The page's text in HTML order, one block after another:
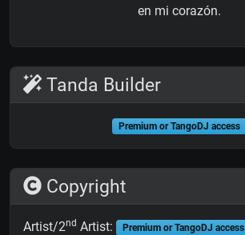
en mi corazón.
Tanda Builder
Premium or TangoDJ access
Copyright
Artist/2nd Artist: Premium or TangoDJ access